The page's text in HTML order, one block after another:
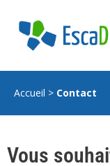
Accueil > Contact
Vous